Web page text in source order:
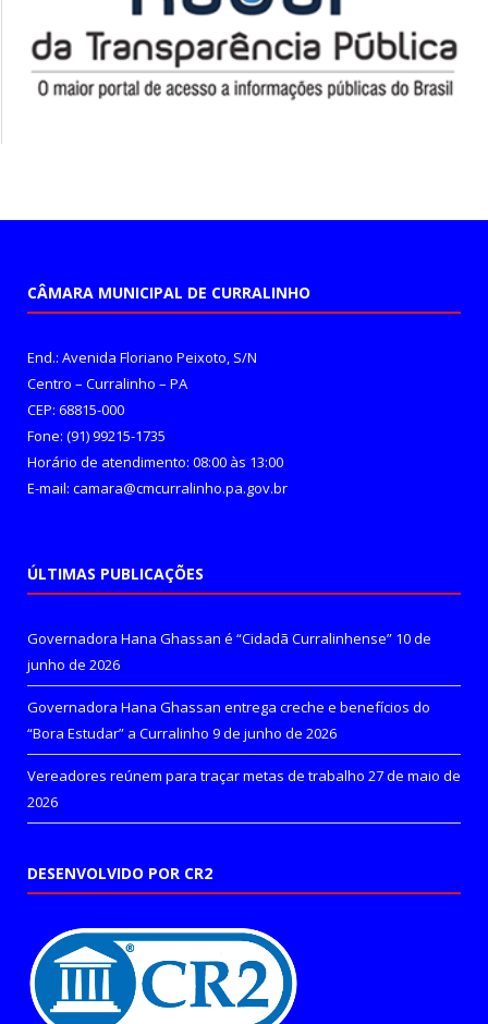
CÂMARA MUNICIPAL DE CURRALINHO
End.: Avenida Floriano Peixoto, S/N
Centro – Curralinho – PA
CEP: 68815-000
Fone: (91) 99215-1735
Horário de atendimento: 08:00 às 13:00
E-mail: camara@cmcurralinho.pa.gov.br
ÚLTIMAS PUBLICAÇÕES
Governadora Hana Ghassan é “Cidadã Curralinhense” 10 de
junho de 2026
Governadora Hana Ghassan entrega creche e benefícios do
“Bora Estudar” a Curralinho 9 de junho de 2026
Vereadores reúnem para traçar metas de trabalho 27 de maio de
2026
DESENVOLVIDO POR CR2